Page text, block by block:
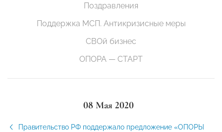
Поздравления
Поддержка МСП. Антикризисные меры
СВОй бизнес
ОПОРА — СТАРТ
08 Мая 2020
Правительство РФ поддержало предложение «ОПОРЫ